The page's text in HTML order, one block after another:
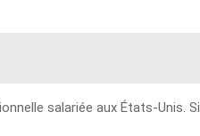
salariée aux États-Unis.